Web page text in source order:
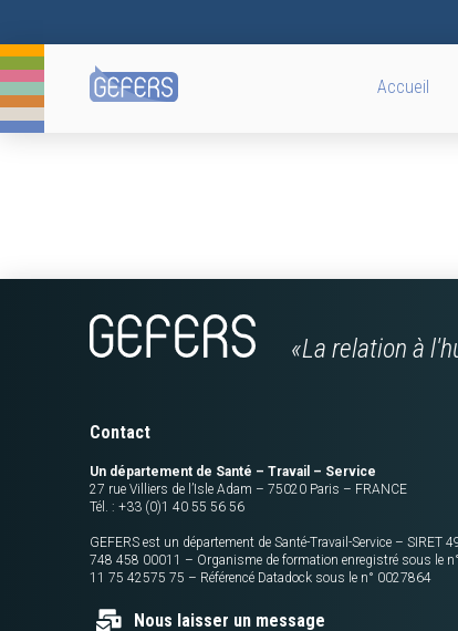
Accueil
«La relation à
Contact
Un département de Santé – Travail – Service
27 rue Villiers de l’Isle Adam – 75020 Paris – FRANCE
Tél. : +33 (0)1 40 55 56 56
GEFERS est un département de Santé-Travail-Service – SIRET
748 458 00011 – Organisme de formation enregistré sous le n°
11 75 42575 75 – Référencé Datadock sous le n° 0027864
Nous laisser un message